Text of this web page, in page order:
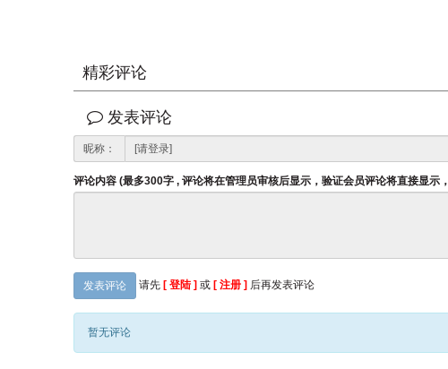
精彩评论
发表评论
昵称：
评论内容 (最多300字 , 评论将在管理员审核后显示，验证会员评论将直接显示，
发表评论 请先 [ 登陆 ] 或 [ 注册 ] 后再发表评论
暂无评论